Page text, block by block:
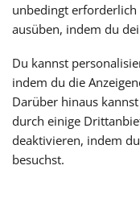
unbedingt erforderlich
ausüben, indem du
Du kannst
indem du die
Darüber hinaus
durch einige
deaktivieren, indem
besuchst.